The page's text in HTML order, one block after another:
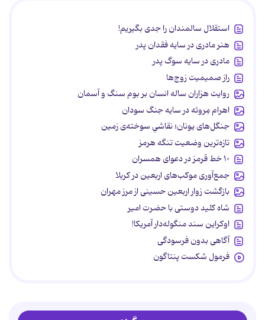
استقلال سالمندان را جدی بگیریم!
هنر مادری در سایه‌ فقدان پدر
مادری در سایه سوگ پدر
راز صمیمیت زوج‌ها
روایت هزاران ساله انسان بر بوم سنگ و آسمان
اهرام مِروئه در سایه جنگ سودان
جنگل‌های یونان؛ نقاشیِ سوخته‌ی زمین
تازه‌ترین وضعیت تنگه هرمز
۱۰ خط قرمز در دعوای همسران
جمع‌آوری موکب‌های اربعین در کربلا
بازگشت زوار اربعین حسینی از مرز مهران
شاه کلید دوستی با حضرت امیر
اوکراین سند منگوله‌دار آمریکا!
آگاهی بدون فرسودگی
فرمول شکست پنتاگون